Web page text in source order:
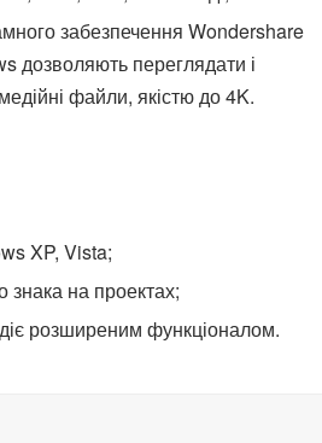
забезпечення Wondershare
дозволяють переглядати і
файли, якістю до 4K.
XP, Vista;
знака на проектах;
розширеним функціоналом.